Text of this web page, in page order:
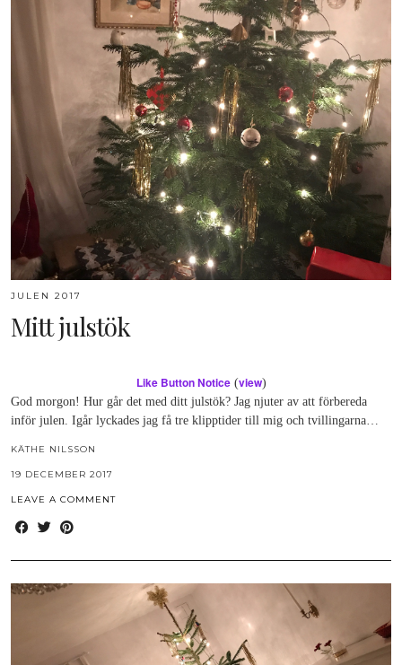
JULEN 2017
Mitt julstök
Like Button Notice(view)
God morgon! Hur går det med ditt julstök? Jag njuter av att förbereda
inför julen. Igår lyckades jag få tre klipptider till mig och tvillingarna…
KÄTHE NILSSON
19 DECEMBER 2017
LEAVE A COMMENT